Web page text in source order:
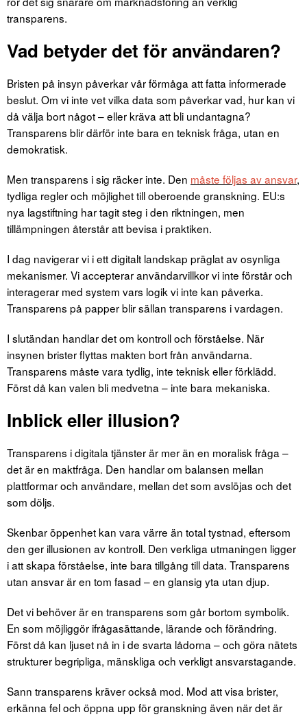
transparens.
Vad betyder det för användaren?
Bristen på insyn påverkar vår förmåga att fatta informerade
beslut. Om vi inte vet vilka data som påverkar vad, hur kan vi
då välja bort något – eller kräva att bli undantagna?
Transparens blir därför inte bara en teknisk fråga, utan en
demokratisk.
Men transparens i sig räcker inte. Den måste följas av ansvar,
tydliga regler och möjlighet till oberoende granskning. EU:s
nya lagstiftning har tagit steg i den riktningen, men
tillämpningen återstår att bevisa i praktiken.
I dag navigerar vi i ett digitalt landskap präglat av osynliga
mekanismer. Vi accepterar användarvillkor vi inte förstår och
interagerar med system vars logik vi inte kan påverka.
Transparens på papper blir sällan transparens i vardagen.
I slutändan handlar det om kontroll och förståelse. När
insynen brister flyttas makten bort från användarna.
Transparens måste vara tydlig, inte teknisk eller förklädd.
Först då kan valen bli medvetna – inte bara mekaniska.
Inblick eller illusion?
Transparens i digitala tjänster är mer än en moralisk fråga –
det är en maktfråga. Den handlar om balansen mellan
plattformar och användare, mellan det som avslöjas och det
som döljs.
Skenbar öppenhet kan vara värre än total tystnad, eftersom
den ger illusionen av kontroll. Den verkliga utmaningen ligger
i att skapa förståelse, inte bara tillgång till data. Transparens
utan ansvar är en tom fasad – en glansig yta utan djup.
Det vi behöver är en transparens som går bortom symbolik.
En som möjliggör ifrågasättande, lärande och förändring.
Först då kan ljuset nå in i de svarta lådorna – och göra nätets
strukturer begripliga, mänskliga och verkligt ansvarstagande.
Sann transparens kräver också mod. Mod att visa brister,
erkänna fel och öppna upp för granskning även när det är